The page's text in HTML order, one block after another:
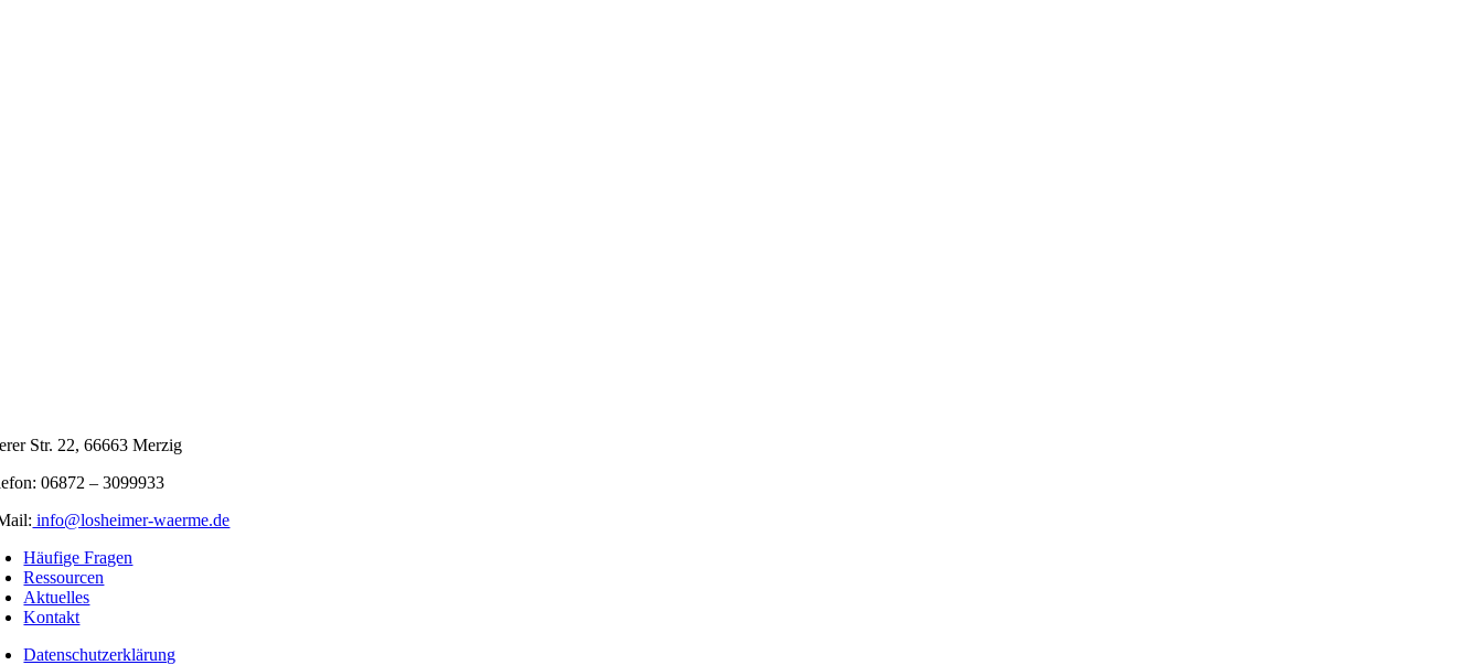
Str. 22, 66663 Merzig
06872 – 3099933
info@losheimer-waerme.de
Häufige Fragen
Ressourcen
Aktuelles
Kontakt
Datenschutzerklärung